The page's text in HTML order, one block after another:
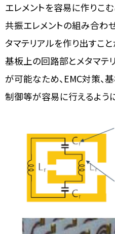
エレメントを容易に作りこ
共振エレメントの組み合わ
タマテリアルを作り出すこ
基板上の回路部とメタマテ
が可能なため、EMC対策、
制御等が容易に行えるよう